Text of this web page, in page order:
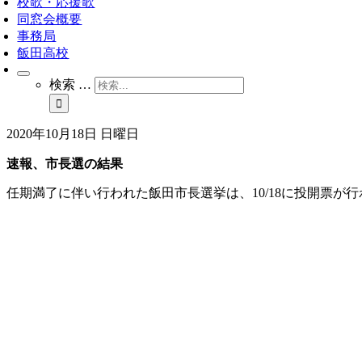
同窓会概要
事務局
飯田高校
検索 …
2020年10月18日 日曜日
速報、市長選の結果
任期満了に伴い行われた飯田市長選挙は、10/18に投開票が行